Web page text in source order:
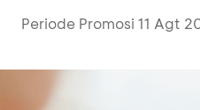
Periode Promosi 11 Agt